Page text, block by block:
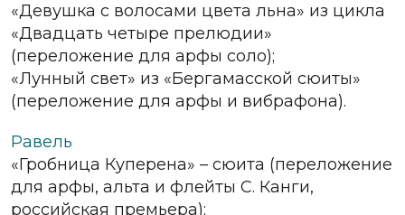
«Девушка с волосами цвета льна» из цикла
«Двадцать четыре прелюдии»
(переложение для арфы соло);
«Лунный свет» из «Бергамасской сюиты»
(переложение для арфы и вибрафона).
Равель
«Гробница Куперена» – сюита (переложение
для арфы, альта и флейты С. Канги,
российская премьера);